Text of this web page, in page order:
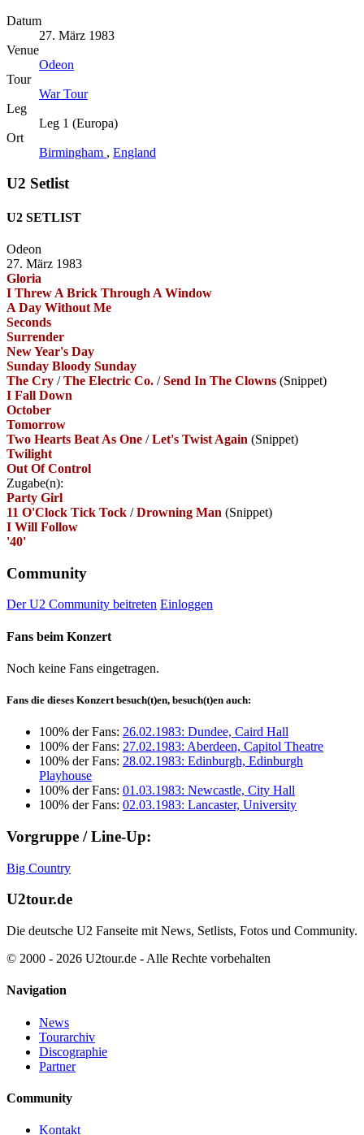
Datum
27. März 1983
Venue
Odeon
Tour
War Tour
Leg
Leg 1 (Europa)
Ort
Birmingham , England
U2 Setlist
U2 SETLIST
Odeon
27. März 1983
Gloria
I Threw A Brick Through A Window
A Day Without Me
Seconds
Surrender
New Year's Day
Sunday Bloody Sunday
The Cry /The Electric Co. /Send In The Clowns (Snippet)
I Fall Down
October
Tomorrow
Two Hearts Beat As One /Let's Twist Again (Snippet)
Twilight
Out Of Control
Zugabe(n):
Party Girl
11 O'Clock Tick Tock /Drowning Man (Snippet)
I Will Follow
'40'
Community
Der U2 Community beitreten Einloggen
Fans beim Konzert
Noch keine Fans eingetragen.
Fans die dieses Konzert besuch(t)en, besuch(t)en auch:
100% der Fans: 26.02.1983: Dundee, Caird Hall
100% der Fans: 27.02.1983: Aberdeen, Capitol Theatre
100% der Fans: 28.02.1983: Edinburgh, Edinburgh
Playhouse
100% der Fans: 01.03.1983: Newcastle, City Hall
100% der Fans: 02.03.1983: Lancaster, University
Vorgruppe / Line-Up:
Big Country
U2tour.de
Die deutsche U2 Fanseite mit News, Setlists, Fotos und Community.
© 2000 - 2026 U2tour.de - Alle Rechte vorbehalten
Navigation
News
Tourarchiv
Discographie
Partner
Community
Kontakt